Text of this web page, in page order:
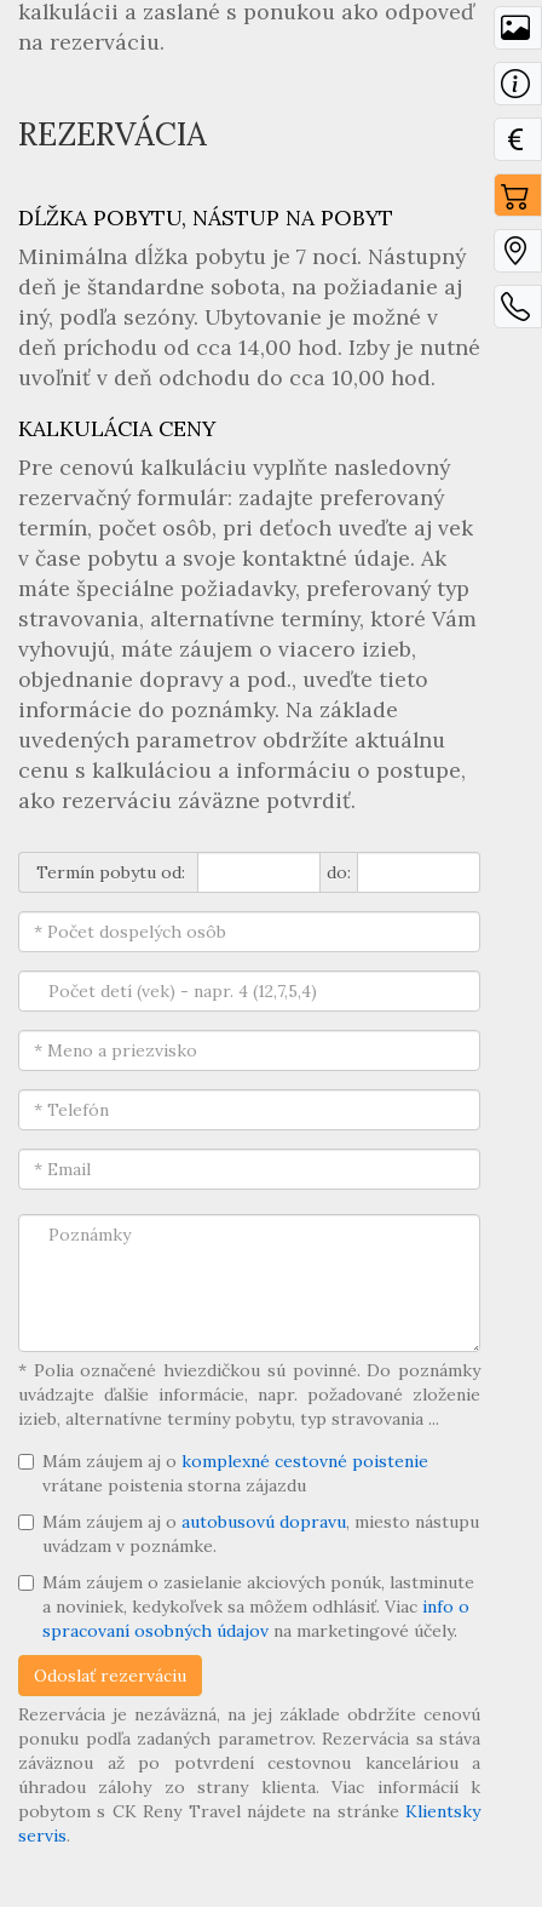
kalkulácii a zaslané s ponukou ako odpoveď
na rezerváciu.
REZERVÁCIA
DĹŽKA POBYTU, NÁSTUP NA POBYT
Minimálna dĺžka pobytu je 7 nocí. Nástupný
deň je štandardne sobota, na požiadanie aj
iný, podľa sezóny. Ubytovanie je možné v
deň príchodu od cca 14,00 hod. Izby je nutné
uvoľniť v deň odchodu do cca 10,00 hod.
KALKULÁCIA CENY
Pre cenovú kalkuláciu vyplňte nasledovný
rezervačný formulár: zadajte preferovaný
termín, počet osôb, pri deťoch uveďte aj vek
v čase pobytu a svoje kontaktné údaje. Ak
máte špeciálne požiadavky, preferovaný typ
stravovania, alternatívne termíny, ktoré Vám
vyhovujú, máte záujem o viacero izieb,
objednanie dopravy a pod., uveďte tieto
informácie do poznámky. Na základe
uvedených parametrov obdržíte aktuálnu
cenu s kalkuláciou a informáciu o postupe,
ako rezerváciu záväzne potvrdiť.
Termín pobytu od: do:
* Polia označené hviezdičkou sú povinné. Do poznámky
uvádzajte ďalšie informácie, napr. požadované zloženie
izieb, alternatívne termíny pobytu, typ stravovania ...
Mám záujem aj o komplexné cestovné poistenie
vrátane poistenia storna zájazdu
Mám záujem aj o autobusovú dopravu, miesto nástupu
uvádzam v poznámke.
Mám záujem o zasielanie akciových ponúk, lastminute
a noviniek, kedykoľvek sa môžem odhlásiť. Viac info o
spracovaní osobných údajov na marketingové účely.
Rezervácia je nezáväzná, na jej základe obdržíte cenovú
ponuku podľa zadaných parametrov. Rezervácia sa stáva
záväznou až po potvrdení cestovnou kanceláriou a
úhradou zálohy zo strany klienta. Viac informácií k
pobytom s CK Reny Travel nájdete na stránke Klientsky
servis.